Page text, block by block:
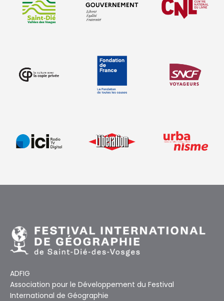
ADFIG
Association pour le Développement du Festival
International de Géographie